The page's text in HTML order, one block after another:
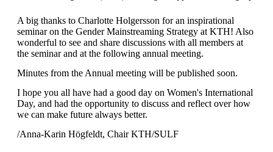
A big thanks to Charlotte Holgersson for an inspirational
seminar on the Gender Mainstreaming Strategy at KTH! Also
wonderful to see and share discussions with all members at
the seminar and at the following annual meeting.
Minutes from the Annual meeting will be published soon.
I hope you all have had a good day on Women's International
Day, and had the opportunity to discuss and reflect over how
we can make future always better.
/Anna-Karin Högfeldt, Chair KTH/SULF